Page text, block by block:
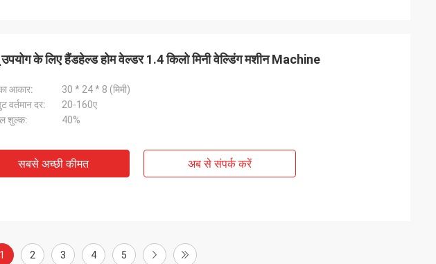
के लिए हैंडहेल्ड होम वेल्डर 1.4 किलो मिनी वेल्डिंग मशीन Machine
आकार:
30 * 24 * 8 (मिमी)
वर्तमान दर:
20-160ए
शुल्क:
40%
सबसे अच्छी कीमत अब से संपर्क करें
1 2 3 4 5